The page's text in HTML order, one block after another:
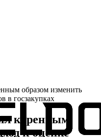
образом изменить
в госзакупках
коренным
к оценке